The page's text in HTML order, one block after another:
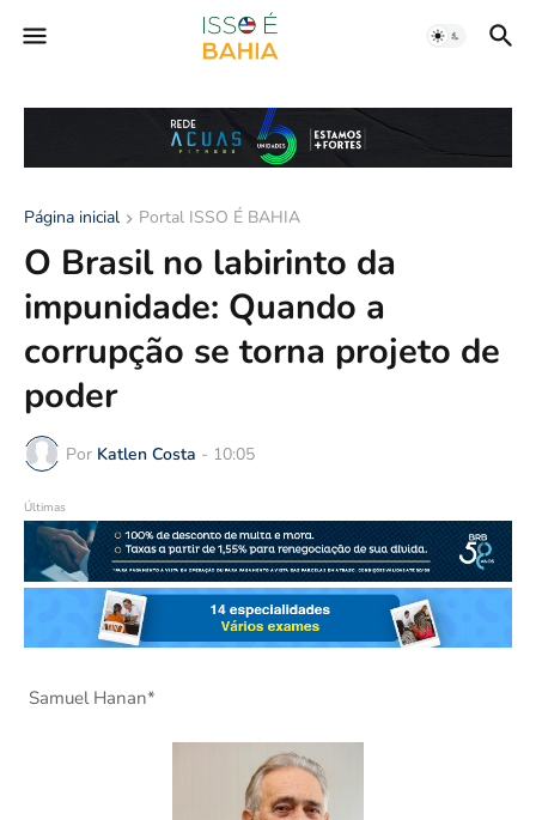
Página inicial Portal ISSO É BAHIA
O Brasil no labirinto da
impunidade: Quando a
corrupção se torna projeto de
poder
Por Katlen Costa - 10:05
Últimas
Samuel Hanan*